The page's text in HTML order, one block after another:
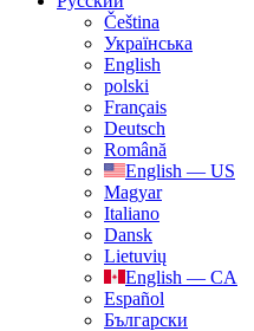
Čeština
Українська
English
polski
Français
Deutsch
Română
English — US
Magyar
Italiano
Dansk
Lietuvių
English — CA
Español
Български